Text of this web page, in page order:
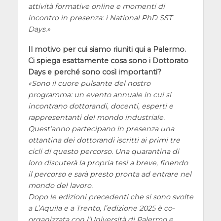
attività formative online e momenti di
incontro in presenza: i National PhD SST
Days.
Il motivo per cui siamo riuniti qui a Palermo.
Ci spiega esattamente cosa sono i Dottorato
Days e perché sono così importanti?
Sono il cuore pulsante del nostro
programma: un evento annuale in cui si
incontrano dottorandi, docenti, esperti e
rappresentanti del mondo industriale.
Quest’anno partecipano in presenza una
ottantina dei dottorandi iscritti ai primi tre
cicli di questo percorso. Una quarantina di
loro discuterà la propria tesi a breve, finendo
il percorso e sarà presto pronta ad entrare nel
mondo del lavoro.
Dopo le edizioni precedenti che si sono svolte
a L’Aquila e a Trento, l’edizione 2025 è co-